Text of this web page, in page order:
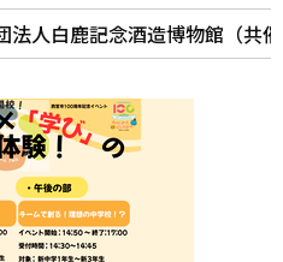
法人白鹿記念酒造博物館（共